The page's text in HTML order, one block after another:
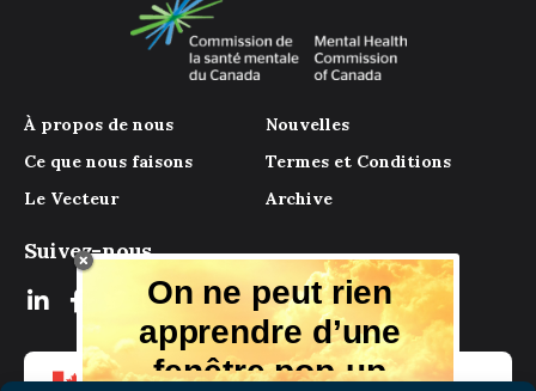
À propos de nous
Ce que nous faisons
Le Vecteur
Nouvelles
Termes et Conditions
Archive
Suivez-nous
On ne peut rien
apprendre d’une
fenêtre pop-up